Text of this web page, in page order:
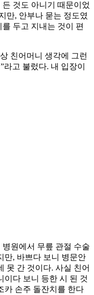
것도 아니기 때문이었
만, 안부나 묻는 정도였
두고 지내는 것이 편
친어머니 생각에 그런
고 불렀다. 내 입장이
원에서 무릎 관절 수술
만, 바쁘다 보니 병문안
못 간 것이다. 사실 친어
이다 보니 등한 시 된 것
카 손주 돌잔치를 한다